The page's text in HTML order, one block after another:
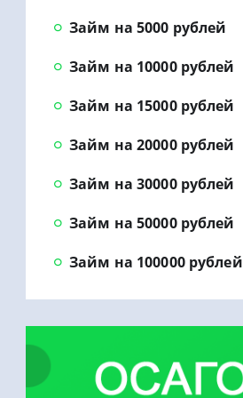
Займ на 5000 рублей
Займ на 10000 рублей
Займ на 15000 рублей
Займ на 20000 рублей
Займ на 30000 рублей
Займ на 50000 рублей
Займ на 100000 рублей